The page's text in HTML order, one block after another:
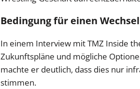
Bedingung für einen Wechsel
In einem Interview mit TMZ Inside
Zukunftspläne und mögliche
machte er deutlich, dass dies nur
stimmen.